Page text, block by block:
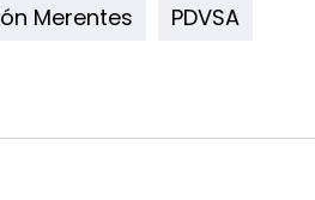
Merentes
PDVSA